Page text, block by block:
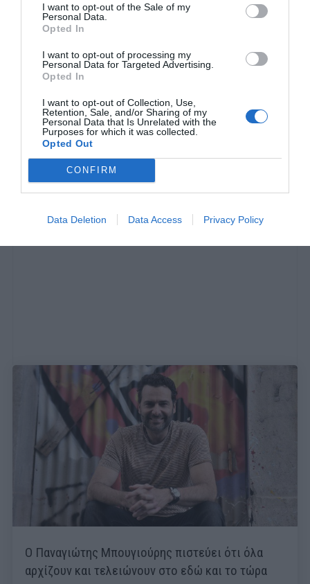
I want to opt-out of the Sale of my
Personal Data.
Opted In
I want to opt-out of processing my
Personal Data for Targeted Advertising.
Opted In
I want to opt-out of Collection, Use,
Retention, Sale, and/or Sharing of my
Personal Data that Is Unrelated with the
Purposes for which it was collected.
Opted Out
CONFIRM
Data Deletion Data Access Privacy Policy
Η Ειρήνη Φαναριώτη έκανε τη ζωή της θέατρο και
μας μαθαίνει τι σημαίνει να είσαι γυναίκα over 30
Στέργιος Πουλερές
Ο Παναγιώτης Μπουγιούρης πιστεύει ότι όλα
αρχίζουν και τελειώνουν στο εδώ και το τώρα